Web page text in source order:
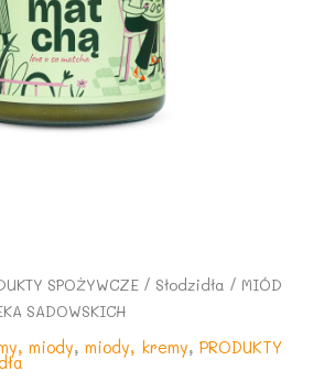
SPOŻYWCZE / Słodzidła / MIÓD
SADOWSKICH
miody, miody, kremy, PRODUKTY